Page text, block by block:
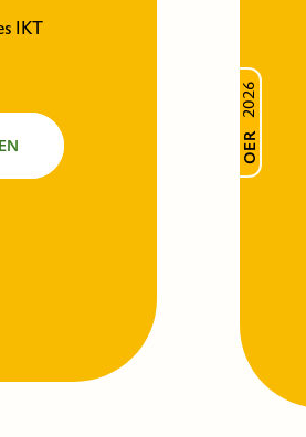
IKT
OER
2026